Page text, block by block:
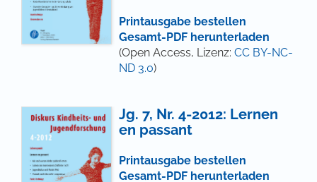
Printausgabe bestellen
Gesamt-PDF herunterladen
(Open Access, Lizenz: CC BY-NC-
ND 3.0)
Jg. 7, Nr. 4-2012: Lernen
en passant
Printausgabe bestellen
Gesamt-PDF herunterladen